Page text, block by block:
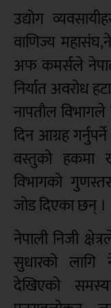
उद्योग
वाणिज्य
अफ कमर्सले
निर्यात अवरोध
नापतौल विभागले
दिन आग्रह
वस्तुको हकमा
विभागको गुणस्तर
जोड दिएका छन् ।
नेपाली निजी
सुधारको लागि
देखिएको